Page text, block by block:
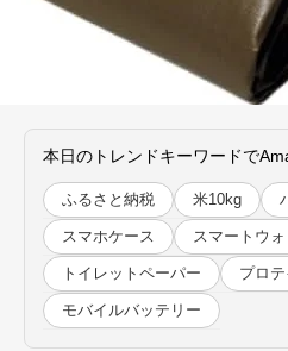
本日のトレンドキーワードで
ふるさと納税 米10kg
スマホケース スマートウォ
トイレットペーパー プロ
モバイルバッテリー